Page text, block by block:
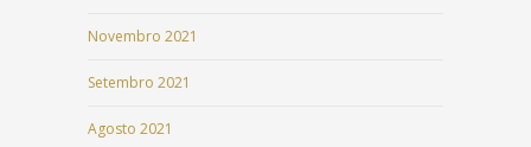
Novembro 2021
Setembro 2021
Agosto 2021